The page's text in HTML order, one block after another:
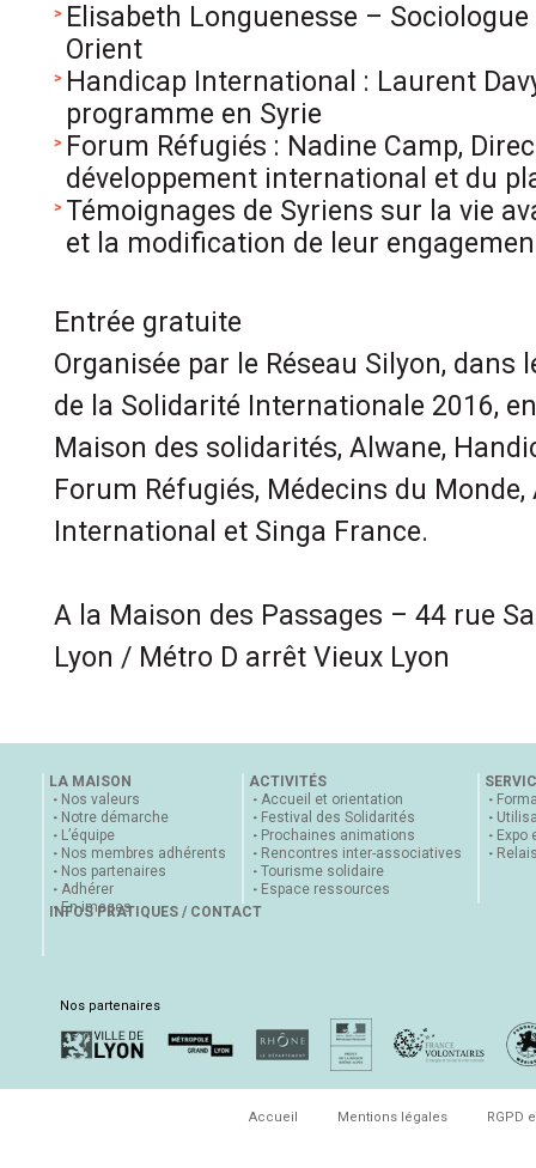
Elisabeth Longuenesse –
Orient
Handicap International : Laurent
programme en Syrie
Forum Réfugiés : Nadine Camp,
développement international et du
Témoignages de Syriens sur la vie
et la modification de leur
Entrée gratuite
Organisée par le Réseau Silyon, dans
de la Solidarité Internationale 2016,
Maison des solidarités, Alwane,
Forum Réfugiés, Médecins du
International et Singa France.
A la Maison des Passages – 44 rue
Lyon / Métro D arrêt Vieux Lyon
LA MAISON
Nos valeurs
Notre démarche
L’équipe
Nos membres adhérents
Nos partenaires
Adhérer
En images
ACTIVITÉS
Accueil et orientation
Festival des Solidarités
Prochaines animations
Rencontres inter-associatives
Tourisme solidaire
Espace ressources
Expo
INFOS PRATIQUES / CONTACT
Nos partenaires
Accueil Mentions légales RGPD